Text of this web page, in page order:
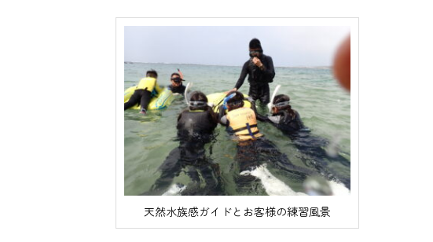
天然水族感ガイドとお客様の練習風景